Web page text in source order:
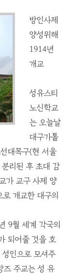
방인사제
양성위해
1914년
개교
성유스티
노신학교
는 오늘날
대구가톨
대목구(현 서울
리된 후 초대 감
가 교구 사제 양
개교한 대구의
9월 세계 각국의
되어줄 것을 호
인으로 모셔주
즈 주교는 성 유